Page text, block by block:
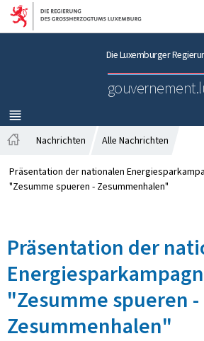
Zur Hauptnavigation
Zum Inhalt
Die Luxemburger
MENÜ
HAUPT-
t
a
e
i
Nachrichten Alle Nachrichten
Präsentation der nationalen
"Zesumme spueren - Zesummenhalen"
Präsentation der
"Zesumme spueren -
Zesummenhalen"